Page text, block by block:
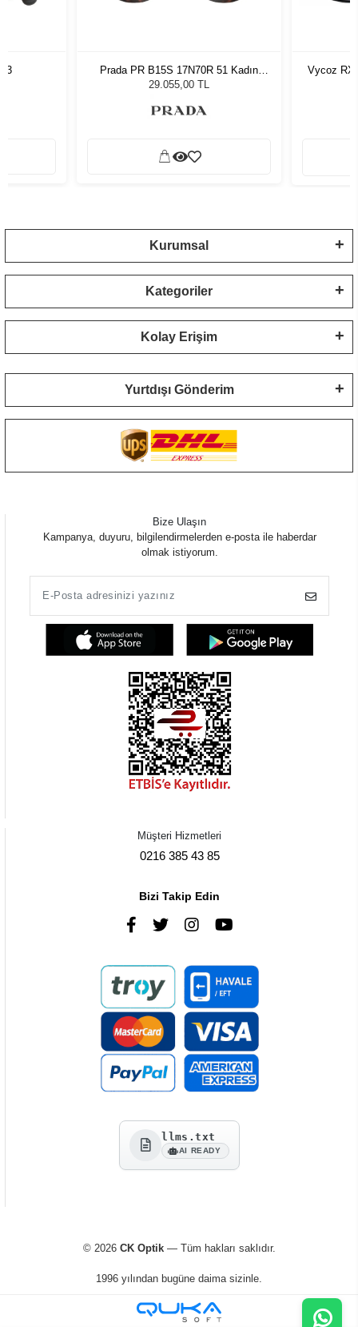
Prada PR B15S 17N70R 51 Kadın
Güneş Gözlüğü
29.055,00 TL
Vycoz RX
Kurumsal
Kategoriler
Kolay Erişim
Yurtdışı Gönderim
Bize Ulaşın
Kampanya, duyuru, bilgilendirmelerden e-posta ile haberdar
olmak istiyorum.
Müşteri Hizmetleri
0216 385 43 85
Bizi Takip Edin
llms.txt
AI READY
© 2026 CK Optik— Tüm hakları saklıdır.
1996 yılından bugüne daima sizinle.